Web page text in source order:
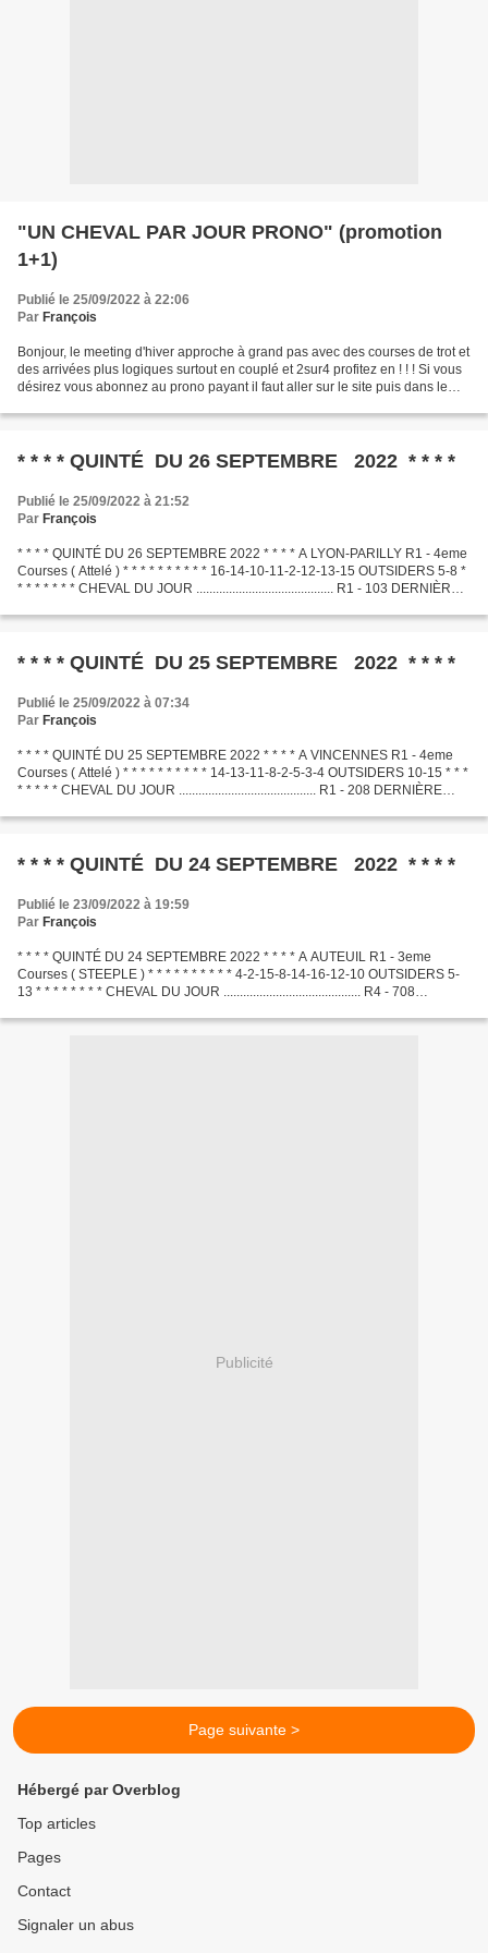
"UN CHEVAL PAR JOUR PRONO" (promotion
1+1)
Publié le 25/09/2022 à 22:06
Par François
Bonjour, le meeting d'hiver approche à grand pas avec des courses de trot et
des arrivées plus logiques surtout en couplé et 2sur4 profitez en ! ! ! Si vous
désirez vous abonnez au prono payant il faut aller sur le site puis dans le
* * * * QUINTÉ DU 26 SEPTEMBRE 2022 * * * *
Publié le 25/09/2022 à 21:52
Par François
* * * * QUINTÉ DU 26 SEPTEMBRE 2022 * * * * A LYON-PARILLY R1 - 4eme
Courses ( Attelé ) * * * * * * * * * * 16-14-10-11-2-12-13-15 OUTSIDERS 5-8 *
* * * * * * * CHEVAL DU JOUR .......................................... R1 - 103 DERNIÈRE
* * * * QUINTÉ DU 25 SEPTEMBRE 2022 * * * *
Publié le 25/09/2022 à 07:34
Par François
* * * * QUINTÉ DU 25 SEPTEMBRE 2022 * * * * A VINCENNES R1 - 4eme
Courses ( Attelé ) * * * * * * * * * * 14-13-11-8-2-5-3-4 OUTSIDERS 10-15 * * *
* * * * * CHEVAL DU JOUR .......................................... R1 - 208 DERNIÈRE
* * * * QUINTÉ DU 24 SEPTEMBRE 2022 * * * *
Publié le 23/09/2022 à 19:59
Par François
* * * * QUINTÉ DU 24 SEPTEMBRE 2022 * * * * A AUTEUIL R1 - 3eme
Courses ( STEEPLE ) * * * * * * * * * * 4-2-15-8-14-16-12-10 OUTSIDERS 5-
13 * * * * * * * * CHEVAL DU JOUR .......................................... R4 - 708
Publicité
Page suivante >
Hébergé par Overblog
Top articles
Pages
Contact
Signaler un abus